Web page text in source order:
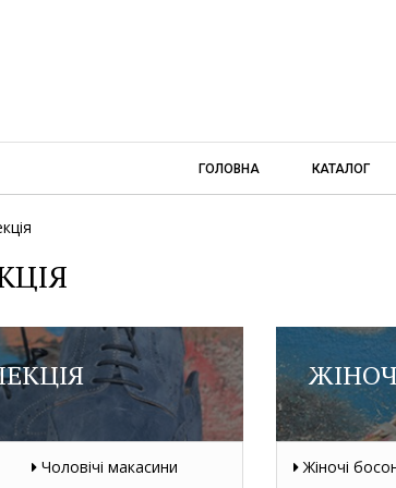
ГОЛОВНА КАТАЛОГ
Чоловічі макасини
Жіночі